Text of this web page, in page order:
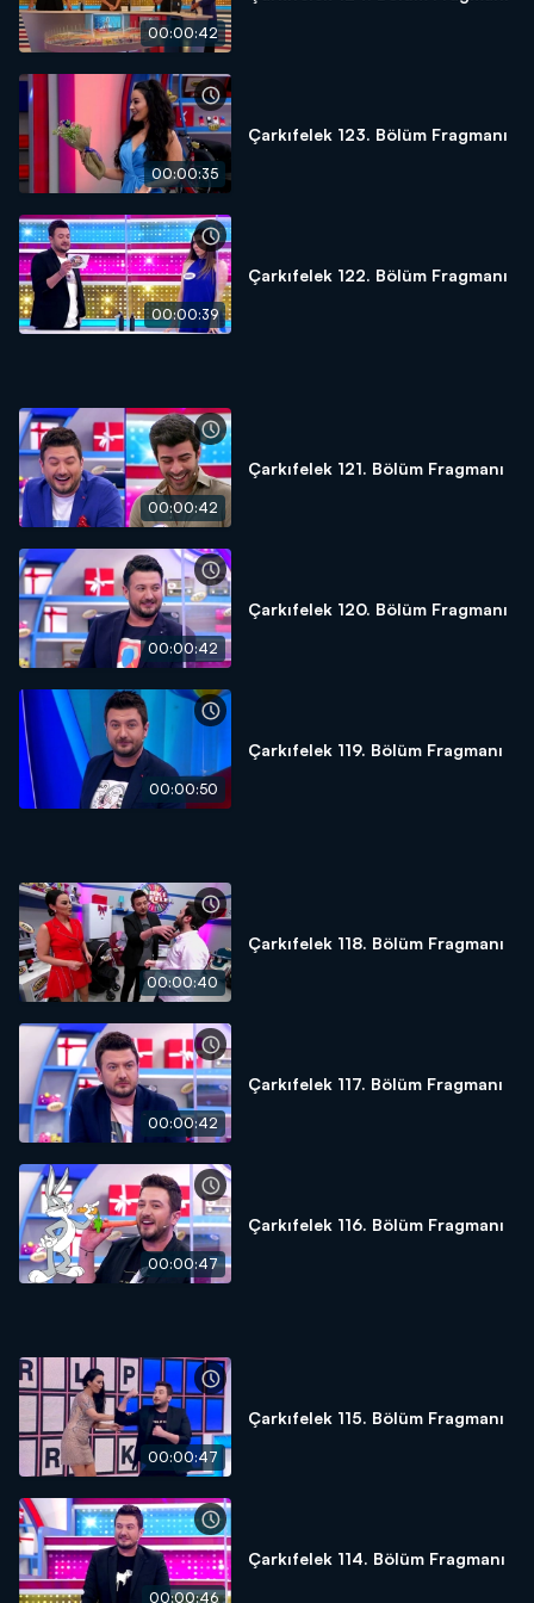
00:00:42
00:00:35
Çarkıfelek 123. Bölüm Fragmanı
00:00:39
Çarkıfelek 122. Bölüm Fragmanı
00:00:42
Çarkıfelek 121. Bölüm Fragmanı
00:00:42
Çarkıfelek 120. Bölüm Fragmanı
00:00:50
Çarkıfelek 119. Bölüm Fragmanı
00:00:40
Çarkıfelek 118. Bölüm Fragmanı
00:00:42
Çarkıfelek 117. Bölüm Fragmanı
00:00:47
Çarkıfelek 116. Bölüm Fragmanı
00:00:47
Çarkıfelek 115. Bölüm Fragmanı
00:00:46
Çarkıfelek 114. Bölüm Fragmanı